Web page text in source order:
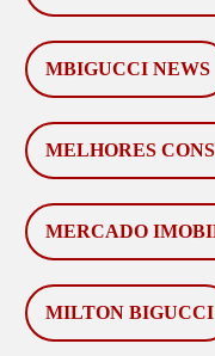
MBIGUCCI NEWS
MELHORES
MERCADO
MILTON BIGUCCI